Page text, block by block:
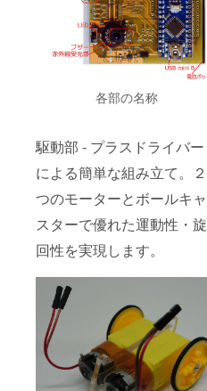
各部の名称
駆動部 - プラスドライバー
による簡単な組み立て。２
つのモーターとボールキャ
スターで優れた運動性・旋
回性を実現します。